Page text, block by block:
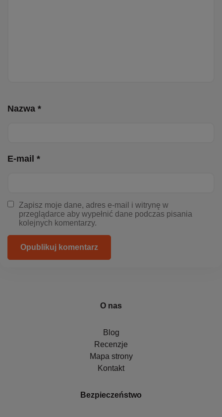
Nazwa *
E-mail *
Zapisz moje dane, adres e-mail i witrynę w
przeglądarce aby wypełnić dane podczas pisania
kolejnych komentarzy.
Opublikuj komentarz
O nas
Blog
Recenzje
Mapa strony
Kontakt
Bezpieczeństwo